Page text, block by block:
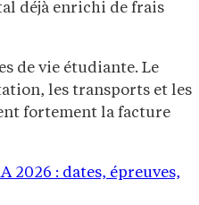
déjà enrichi de frais
de vie étudiante. Le
les transports et les
fortement la facture
2026 : dates, épreuves,